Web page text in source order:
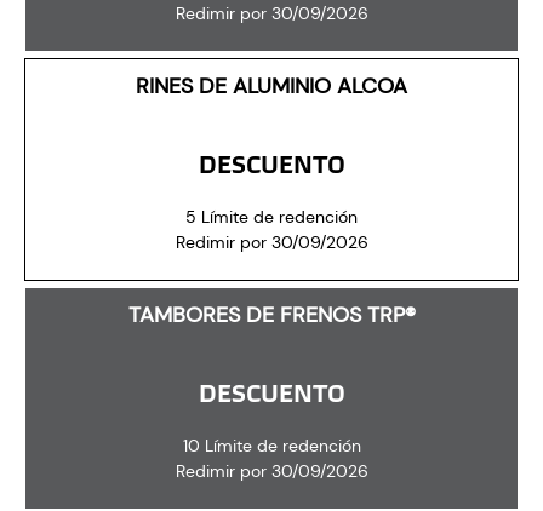
Redimir por 30/09/2026
RINES DE ALUMINIO ALCOA
5 Límite de redención
Redimir por 30/09/2026
DESCUENTO
TAMBORES DE FRENOS TRP®
10 Límite de redención
Redimir por 30/09/2026
DESCUENTO